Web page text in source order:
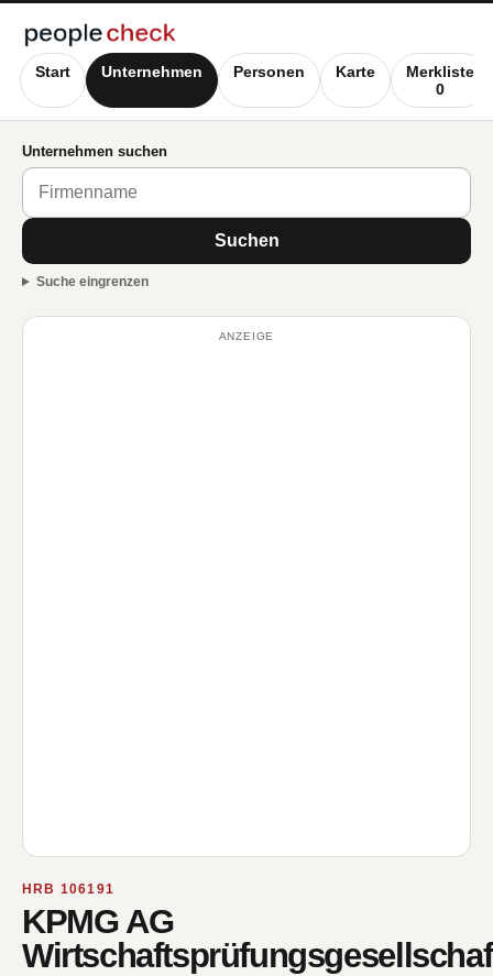
Start Unternehmen Personen Karte
Merkliste
0
Unternehmen suchen
Suchen
Suche eingrenzen
ANZEIGE
HRB 106191
KPMG AG